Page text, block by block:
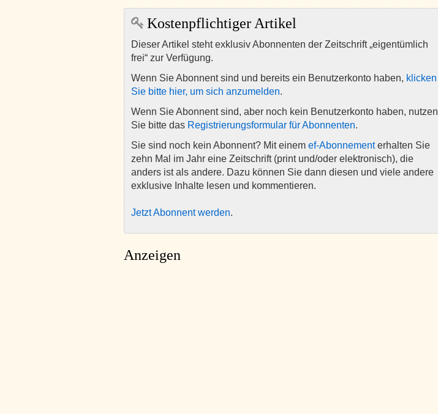
Kostenpflichtiger Artikel
Dieser Artikel steht exklusiv Abonnenten der Zeitschrift „eigentümlich
frei“ zur Verfügung.
Wenn Sie Abonnent sind und bereits ein Benutzerkonto haben, klicken
Sie bitte hier, um sich anzumelden.
Wenn Sie Abonnent sind, aber noch kein Benutzerkonto haben, nutzen
Sie bitte das Registrierungsformular für Abonnenten.
Sie sind noch kein Abonnent? Mit einem ef-Abonnementerhalten Sie
zehn Mal im Jahr eine Zeitschrift (print und/oder elektronisch), die
anders ist als andere. Dazu können Sie dann diesen und viele andere
exklusive Inhalte lesen und kommentieren.
Jetzt Abonnent werden.
Anzeigen